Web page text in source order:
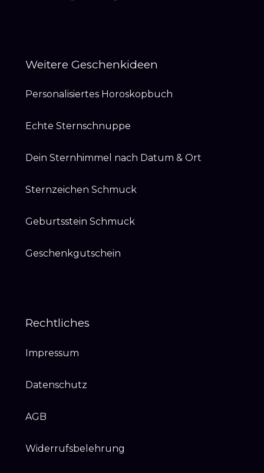
Weitere Geschenkideen
Personalisiertes Horoskopbuch
Echte Sternschnuppe
Dein Sternhimmel nach Datum & Ort
Sternzeichen Schmuck
Geburtsstein Schmuck
Geschenkgutschein
Rechtliches
Impressum
Datenschutz
AGB
Widerrufsbelehrung